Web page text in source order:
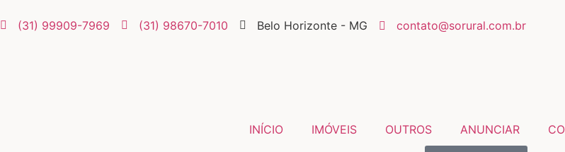
(31) 99909-7969 (31) 98670-7010 Belo Horizonte - MG contato@sorural.com.br
INÍCIO IMÓVEIS OUTROS ANUNCIAR